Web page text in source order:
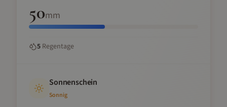
50mm
5 Regentage
Sonnenschein
Sonnig